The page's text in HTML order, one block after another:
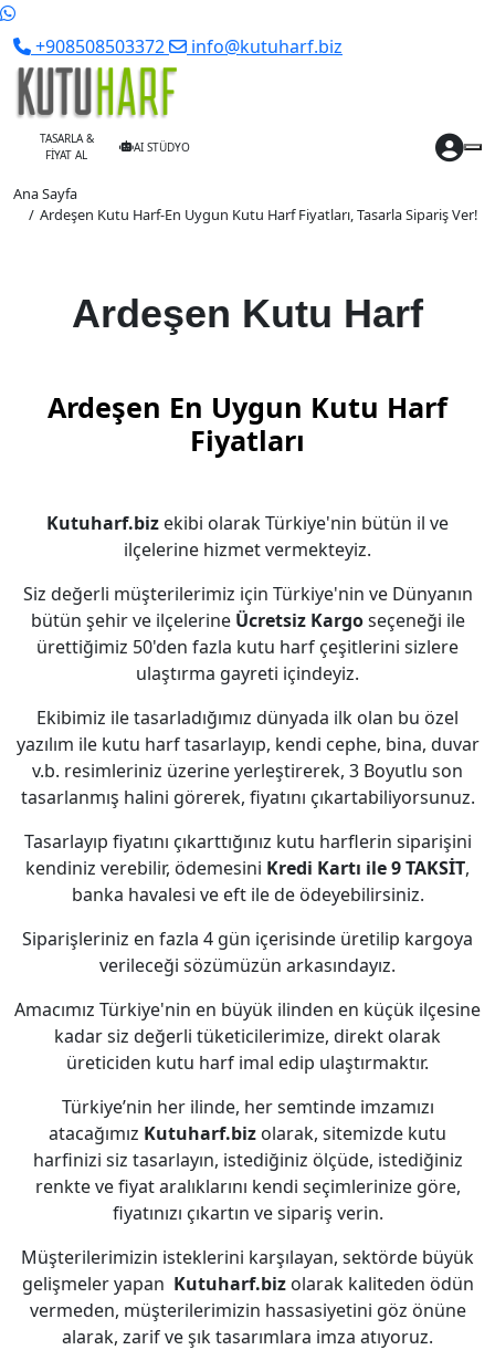
+908508503372 info@kutuharf.biz
TASARLA &
FİYAT AL
AI STÜDYO
Ana Sayfa
Ardeşen Kutu Harf-En Uygun Kutu Harf Fiyatları, Tasarla Sipariş Ver!
Ardeşen Kutu Harf
Ardeşen En Uygun Kutu Harf
Fiyatları
Kutuharf.biz ekibi olarak Türkiye'nin bütün il ve
ilçelerine hizmet vermekteyiz.
Siz değerli müşterilerimiz için Türkiye'nin ve Dünyanın
bütün şehir ve ilçelerine Ücretsiz Kargoseçeneği ile
ürettiğimiz 50'den fazla kutu harf çeşitlerini sizlere
ulaştırma gayreti içindeyiz.
Ekibimiz ile tasarladığımız dünyada ilk olan bu özel
yazılım ile kutu harf tasarlayıp, kendi cephe, bina, duvar
v.b. resimleriniz üzerine yerleştirerek, 3 Boyutlu son
tasarlanmış halini görerek, fiyatını çıkartabiliyorsunuz.
Tasarlayıp fiyatını çıkarttığınız kutu harflerin siparişini
kendiniz verebilir, ödemesini Kredi Kartı ile 9 TAKSİT,
banka havalesi ve eft ile de ödeyebilirsiniz.
Siparişleriniz en fazla 4 gün içerisinde üretilip kargoya
verileceği sözümüzün arkasındayız.
Amacımız Türkiye'nin en büyük ilinden en küçük ilçesine
kadar siz değerli tüketicilerimize, direkt olarak
üreticiden kutu harf imal edip ulaştırmaktır.
Türkiye’nin her ilinde, her semtinde imzamızı
atacağımız Kutuharf.biz olarak, sitemizde kutu
harfinizi siz tasarlayın, istediğiniz ölçüde, istediğiniz
renkte ve fiyat aralıklarını kendi seçimlerinize göre,
fiyatınızı çıkartın ve sipariş verin.
Müşterilerimizin isteklerini karşılayan, sektörde büyük
gelişmeler yapan Kutuharf.bizolarak kaliteden ödün
vermeden, müşterilerimizin hassasiyetini göz önüne
alarak, zarif ve şık tasarımlara imza atıyoruz.